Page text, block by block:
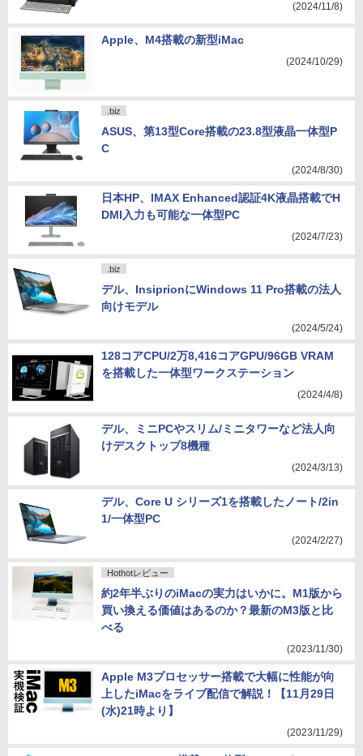
(2024/11/8)
Apple、M4搭載の新型iMac
(2024/10/29)
.biz
ASUS、第13型Core搭載の23.8型液晶一体型P
C
(2024/8/30)
日本HP、IMAX Enhanced認証4K液晶搭載でH
DMI入力も可能な一体型PC
(2024/7/23)
.biz
デル、InsiprionにWindows 11 Pro搭載の法人
向けモデル
(2024/5/24)
128コアCPU/2万8,416コアGPU/96GB VRAM
を搭載した一体型ワークステーション
(2024/4/8)
デル、ミニPCやスリム/ミニタワーなど法人向
けデスクトップ8機種
(2024/3/13)
デル、Core U シリーズ1を搭載したノート/2in
1/一体型PC
(2024/2/27)
Hothotレビュー
約2年半ぶりのiMacの実力はいかに。M1版から
買い換える価値はあるのか？最新のM3版と比
べる
(2023/11/30)
Apple M3プロセッサー搭載で大幅に性能が向
上したiMacをライブ配信で解説！【11月29日
(水)21時より】
(2023/11/29)